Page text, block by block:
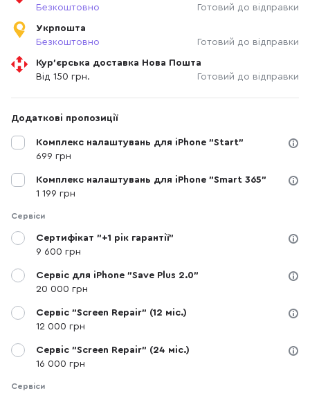
Безкоштовно
Готовий до відправки
Укрпошта
Безкоштовно
Готовий до відправки
Кур'єрська доставка Нова Пошта
Від 150 грн.
Готовий до відправки
Додаткові пропозиції
Комплекс налаштувань для iPhone "Start"
699 грн
Комплекс налаштувань для iPhone "Smart 365"
1 199 грн
Сервіси
Сертифікат "+1 рік гарантії"
9 600 грн
Сервіс для iPhone "Save Plus 2.0"
20 000 грн
Сервіс "Screen Repair" (12 міс.)
12 000 грн
Сервіс "Screen Repair" (24 міс.)
16 000 грн
Сервіси